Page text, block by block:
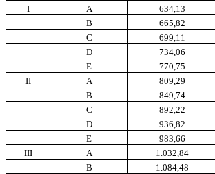
I
A 634,13
B
665,82
C
699,11
D
734,06
E
770,75
II
A 809,29
B
849,74
C
892,22
D
936,82
E
983,66
III
A 1.032,84
B
1.084,48